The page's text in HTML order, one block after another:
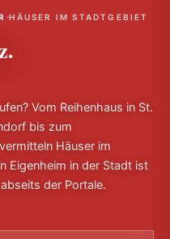
·HÄUSER IM STADTGEBIET
Vom Reihenhaus in St.
bis zum
Häuser im
Eigenheim in der Stadt ist
der Portale.